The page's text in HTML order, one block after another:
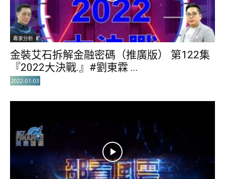
專家分析
金裝艾石拆解金融密碼（推廣版） 第122集
『2022大決戰.』#劉東霖 ...
2022-01-03